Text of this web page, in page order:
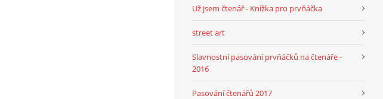
Už jsem čtenář - Knížka pro prvňáčka
street art
Slavnostní pasování prvňáčků na čtenáře -
2016
Pasování čtenářů 2017